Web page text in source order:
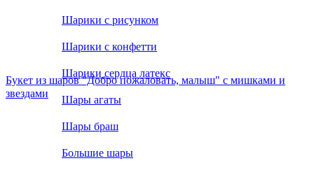
Шарики с рисунком
Шарики с конфетти
Шарики сердца латекс
Шары агаты
Шары браш
Большие шары
Букет из шаров "Добро пожаловать, малыш" с мишками и
звездами